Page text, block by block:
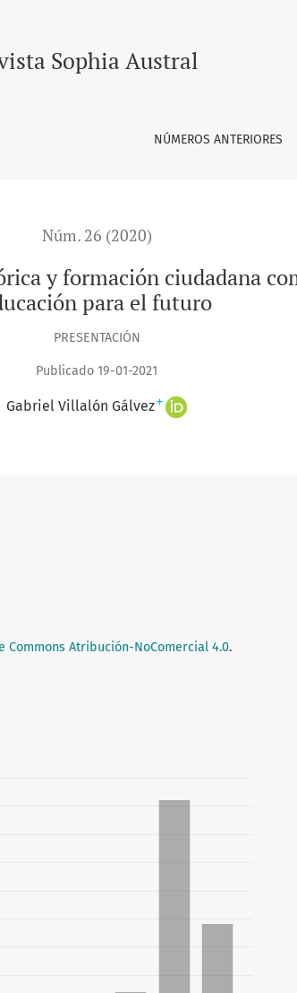
como problema y desafío de la
Sophia Austral
NÚMEROS ANTERIORES
Núm. 26 (2020)
y formación ciudadana
para el futuro
PRESENTACIÓN
Publicado 19-01-2021
Gabriel Villalón Gálvez+
Commons Atribución-NoComercial 4.0.